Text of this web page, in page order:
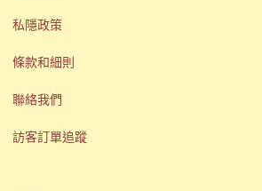
私隱政策
條款和細則
聯絡我們
訪客訂單追蹤